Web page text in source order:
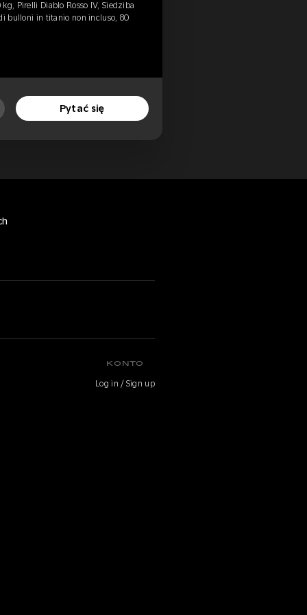
Pirelli Diablo Rosso IV, Siedziba
bulloni in titanio non incluso, 80
Pytać się
KONTO
Log in / Sign up